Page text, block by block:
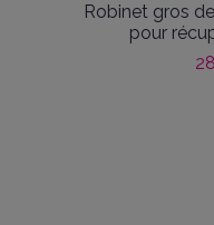
Robinet gros
pour